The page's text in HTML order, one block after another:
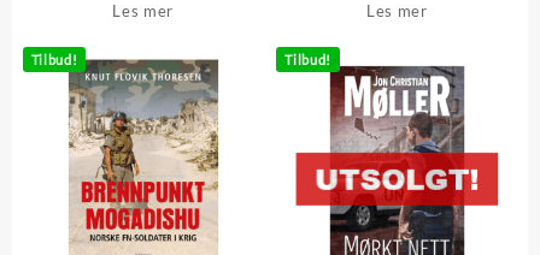
var:
Les mer
var:
Les mer
Tilbud! Tilbud!